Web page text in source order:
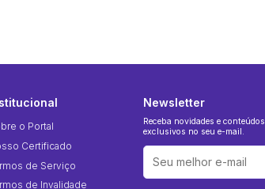
o Portal
Certificado
de Serviço
de Invalidade
Newsletter
Receba novidades e conteúdos
exclusivos no seu e-mail.